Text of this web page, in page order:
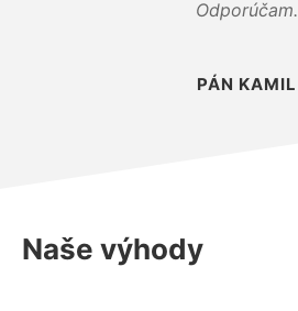
Odporúčam.
PÁN KAMIL
Naše výhody